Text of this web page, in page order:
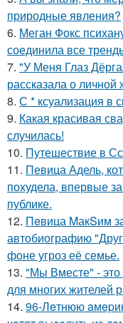
природные явления?
6. Меган Фокс
соединила все
7. "У Меня Глаз
рассказала о личной
8. С * ксуализация в
9. Какая красивая
случилась!
10. Путешествие в
11. Певица Адель,
похудела, впервые
публике.
12. Пeвица MакSим
автобиографию
фоне угроз её семье.
13. "Мы Вместе" - это
для многих жителей
14. 96-Лeтнюю